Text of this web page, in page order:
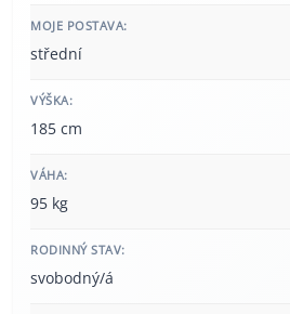
MOJE POSTAVA:
střední
VÝŠKA:
185 cm
VÁHA:
95 kg
RODINNÝ STAV:
svobodný/á